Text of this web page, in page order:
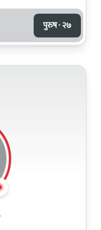
पुरुष · २७